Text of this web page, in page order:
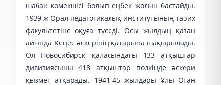
шабан көмекшісі болып еңбек жолын бастайды.
1939 ж Орал педагогикалық институтының тарих
факультетіне оқуға түседі. Осы жылдың қазан
айында Кеңес әскерінің қатарына шақырылады.
Ол Новосибирск қаласындағы 133 атқыштар
дивизиясыны 418 атқыштар полкінде әскери
қызмет атқарады. 1941-45 жылдары Ұлы Отан